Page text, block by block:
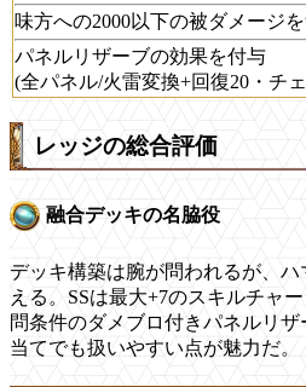
味方への2000以下の被ダメージ
パネルリザーブの効果を付与
(全パネル/火雷変換+回復20・チ
レッジの総合評価
融合デッキの名脇役
デッキ構築は腕が問われるが、
える。SSは最大+7のスキルチャ
問条件のダメブロ付きパネルリ
当てでも扱いやすい点が魅力だ。